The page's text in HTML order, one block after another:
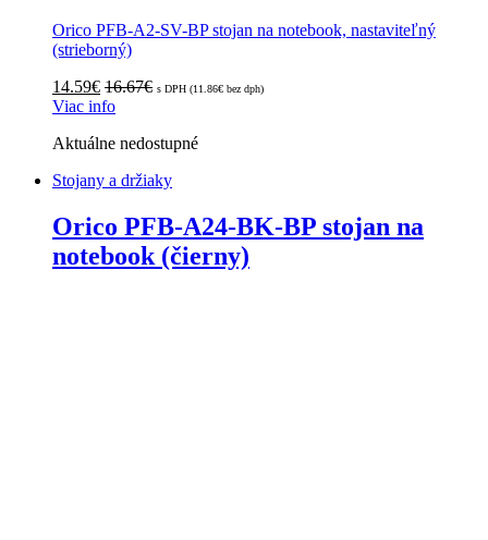
Orico PFB-A2-SV-BP stojan na notebook, nastaviteľný
(strieborný)
14.59€ 16.67€ s DPH (11.86€ bez dph)
Viac info
Aktuálne nedostupné
Stojany a držiaky
Orico PFB-A24-BK-BP stojan na
notebook (čierny)